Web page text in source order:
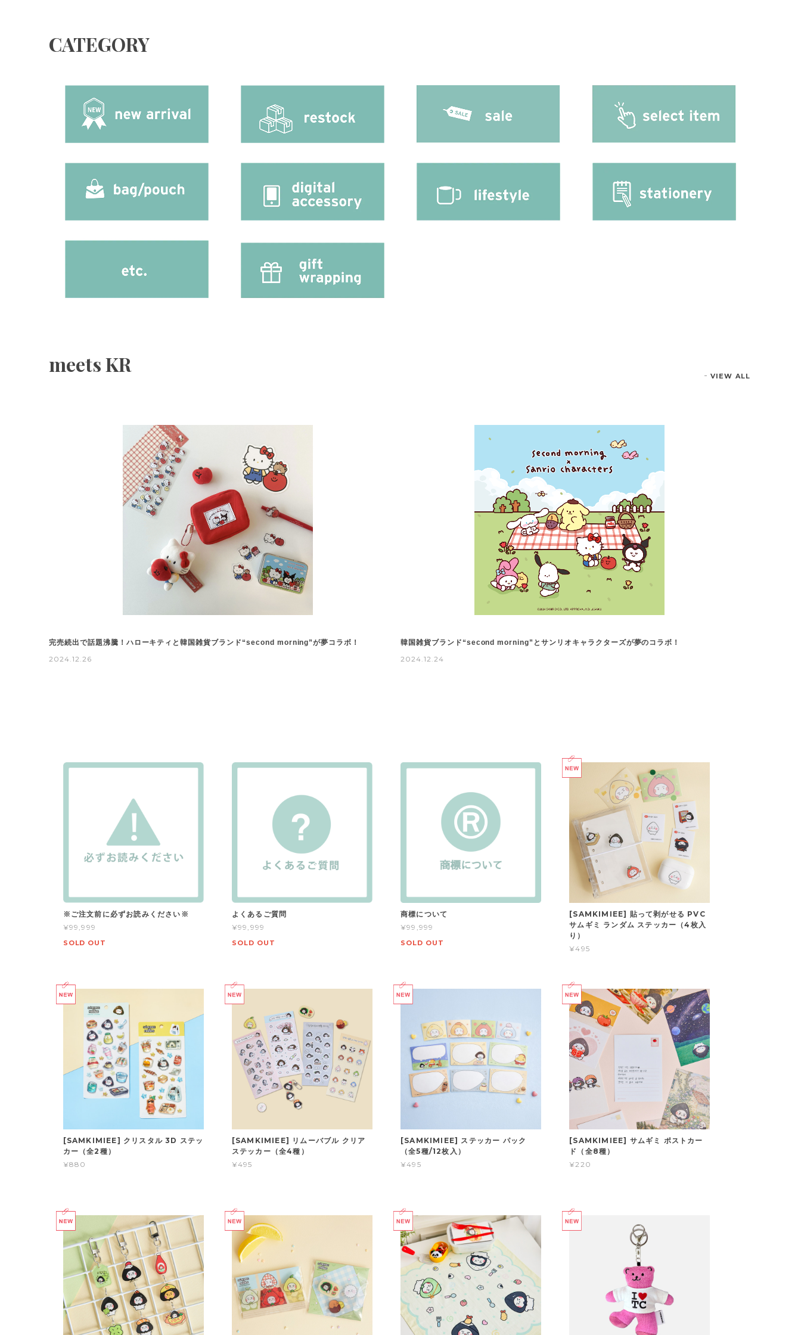
CATEGORY
meets KR VIEW ALL
完売続出で話題沸騰！ハローキティと韓国雑貨ブランド“second morning”が夢コラボ！
2024.12.26
韓国雑貨ブランド“second morning”とサンリオキャラクターズが夢のコラボ！
2024.12.24
※ご注文前に必ずお読みください※
¥99,999
SOLD OUT
よくあるご質問
¥99,999
SOLD OUT
商標について
¥99,999
SOLD OUT
[SAMKIMIEE] 貼って剥がせる PVC
サムギミ ランダム ステッカー（4枚入
り）
¥495
[SAMKIMIEE] クリスタル 3D ステッ
カー（全2種）
¥880
[SAMKIMIEE] リムーバブル クリア
ステッカー（全4種）
¥495
[SAMKIMIEE] ステッカー パック
（全5種/12枚入）
¥495
[SAMKIMIEE] サムギミ ポストカー
ド（全8種）
¥220